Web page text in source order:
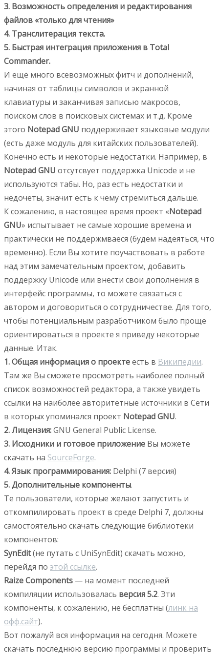
3. Возможность определения и редактирования
файлов «только для чтения»
4. Транслитерация текста.
5. Быстрая интеграция приложения в Total
Commander.
И ещё много всевозможных фитч и дополнений,
начиная от таблицы символов и экранной
клавиатуры и заканчивая записью макросов,
поиском слов в поисковых системах и т.д. Кроме
этого Notepad GNU поддерживает языковые модули
(есть даже модуль для китайских пользователей).
Конечно есть и некоторые недостатки. Например, в
Notepad GNU отсутсвует поддержка Unicode и не
используются табы. Но, раз есть недостатки и
недочеты, значит есть к чему стремиться дальше.
К сожалению, в настоящее время проект «Notepad
GNU» испытывает не самые хорошие времена и
практически не поддержмваеся (будем надеяться, что
временно). Если Вы хотите поучаствовать в работе
над этим замечательным проектом, добавить
поддержку Unicode или внести свои дополнения в
интерфейс программы, то можете связаться с
автором и договориться о сотрудничестве. Для того,
чтобы потенциальным разработчиком было проще
ориентироваться в проекте я приведу некоторые
данные. Итак.
1. Общая информация о проектеесть в Википедии.
Там же Вы сможете просмотреть наиболее полный
список возможностей редактора, а также увидеть
ссылки на наиболее авторитетные источники в Сети
в которых упоминался проект Notepad GNU.
2. Лицензия:GNU General Public License.
3. Исходники и готовое приложение Вы можете
скачать на SourceForge.
4. Язык программирования: Delphi (7 версия)
5. Дополнительные компоненты.
Те пользователи, которые желают запустить и
откомпилировать проект в среде Delphi 7, должны
самостоятельно скачать следующие библиотеки
компонентов:
SynEdit(не путать с UniSynEdit) скачать можно,
перейдя по этой ссылке.
Raize Components — на момент последней
компиляции использовалась версия 5.2. Эти
компоненты, к сожалению, не бесплатны (линк на
офф.сайт).
Вот пожалуй вся информация на сегодня. Можете
скачать последнюю версию программы и проверить